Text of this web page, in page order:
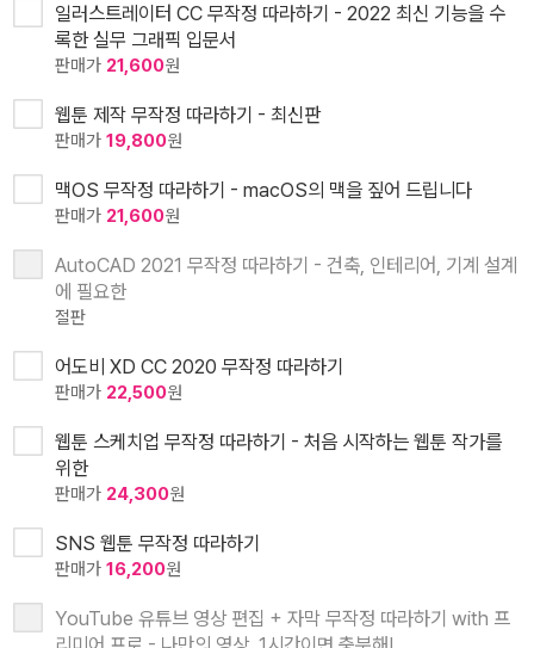
일러스트레이터 CC 무작정 따라하기 - 2022 최신 기능을 수
록한 실무 그래픽 입문서
판매가 21,600원
웹툰 제작 무작정 따라하기 - 최신판
판매가 19,800원
맥OS 무작정 따라하기 - macOS의 맥을 짚어 드립니다
판매가 21,600원
AutoCAD 2021 무작정 따라하기 - 건축, 인테리어, 기계 설계
에 필요한
절판
어도비 XD CC 2020 무작정 따라하기
판매가 22,500원
웹툰 스케치업 무작정 따라하기 - 처음 시작하는 웹툰 작가를
위한
판매가 24,300원
SNS 웹툰 무작정 따라하기
판매가 16,200원
YouTube 유튜브 영상 편집 + 자막 무작정 따라하기 with 프